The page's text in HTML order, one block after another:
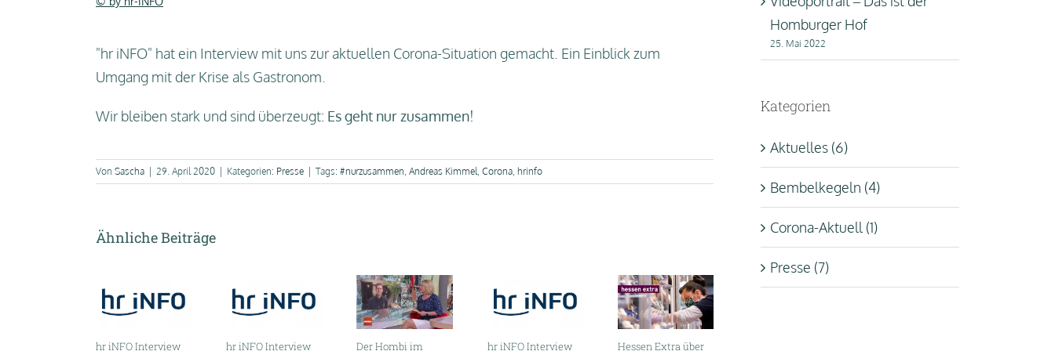
"hr iNFO" hat ein Interview mit uns zur aktuellen Corona-Situation gemacht. Ein Einblick zum
Umgang mit der Krise als Gastronom.
Wir bleiben stark und sind überzeugt: Es geht nur zusammen!
Von Sascha 29. April 2020 Kategorien: Presse Tags: #nurzusammen Andreas Kimmel Corona hrinfo
Ähnliche Beiträge
hr iNFO Interview hr iNFO Interview Der Hombi im hr iNFO Interview Hessen Extra über
Homburger Hof
25. Mai 2022
Kategorien
Aktuelles (6)
Bembelkegeln (4)
Corona-Aktuell (1)
Presse (7)